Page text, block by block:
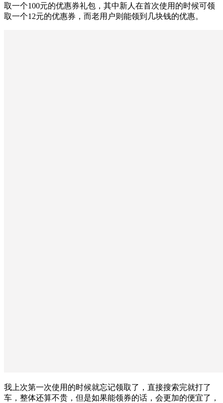
取一个100元的优惠券礼包，其中新人在首次使用的时候可领
取一个12元的优惠券，而老用户则能领到几块钱的优惠。
我上次第一次使用的时候就忘记领取了，直接搜索完就打了
车，整体还算不贵，但是如果能领券的话，会更加的便宜了，